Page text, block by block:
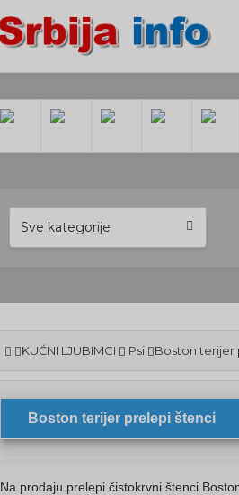
Sve kategorije
KUĆNI LJUBIMCI Psi Boston terijer
Boston terijer prelepi štenci
Na prodaju prelepi čistokrvni štenci